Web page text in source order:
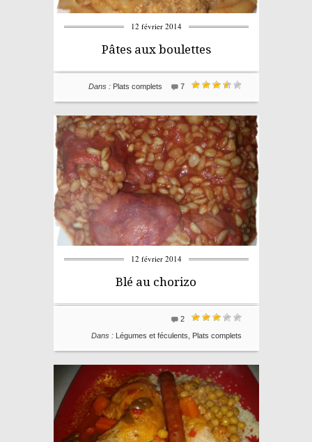
12 février 2014
Pâtes aux boulettes
7
Dans : Plats complets
12 février 2014
Blé au chorizo
2
Dans : Légumes et féculents Plats complets